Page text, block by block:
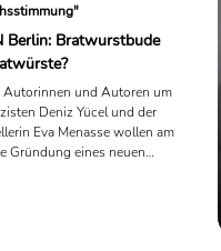
Berlin: Bratwurstbude
Autorinnen und Autoren um
Deniz Yücel und der
Eva Menasse wollen am
Gründung eines neuen